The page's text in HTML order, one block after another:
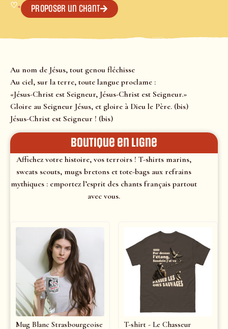
♡+ Proposer un chant
Au nom de Jésus, tout genou fléchisse
Au ciel, sur la terre, toute langue proclame :
«Jésus-Christ est Seigneur, Jésus-Christ est Seigneur.»
Gloire au Seigneur Jésus, et gloire à Dieu le Père. (bis)
Jésus-Christ est Seigneur ! (bis)
Boutique en ligne
Affichez votre histoire, vos terroirs ! T-shirts marins,
sweats scouts, mugs bretons et tote-bags aux refrains
mythiques : emportez l’esprit des chants français partout
avec vous.
Mug Blanc Strasbourgeoise
T-shirt - Le Chasseur